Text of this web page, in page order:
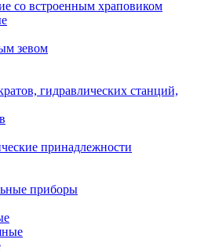
со встроенным храповиком
зевом
гидравлических станций,
принадлежности
приборы